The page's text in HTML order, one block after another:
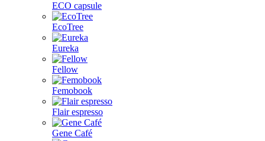
ECO capsule
EcoTree
Eureka
Fellow
Femobook
Flair espresso
Gene Café